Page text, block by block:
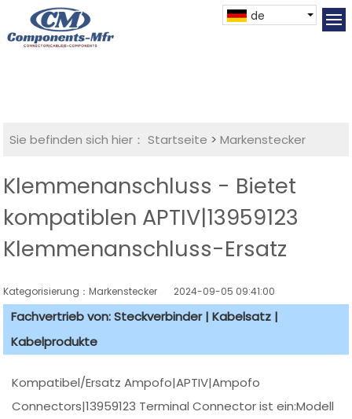
de
Sie befinden sich hier： Startseite >Markenstecker
Klemmenanschluss - Bietet
kompatiblen APTIV|13959123
Klemmenanschluss-Ersatz
Kategorisierung：Markenstecker 2024-09-05 09:41:00
Fachvertrieb von: Steckverbinder | Kabelsatz |
Kabelprodukte
Kompatibel/Ersatz Ampofo|APTIV|Ampofo
Connectors|13959123 Terminal Connector ist ein:Modell